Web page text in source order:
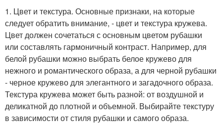
1. Цвет и текстура. Основные признаки, на которые
следует обратить внимание, - цвет и текстура кружева.
Цвет должен сочетаться с основным цветом рубашки
или составлять гармоничный контраст. Например, для
белой рубашки можно выбрать белое кружево для
нежного и романтического образа, а для черной рубашки
- черное кружево для элегантного и загадочного образа.
Текстура кружева может быть разной: от воздушной и
деликатной до плотной и объемной. Выбирайте текстуру
в зависимости от стиля рубашки и самого образа.